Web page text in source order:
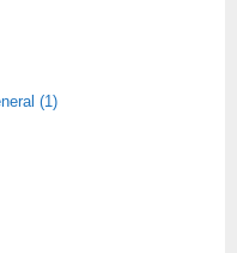
(1)